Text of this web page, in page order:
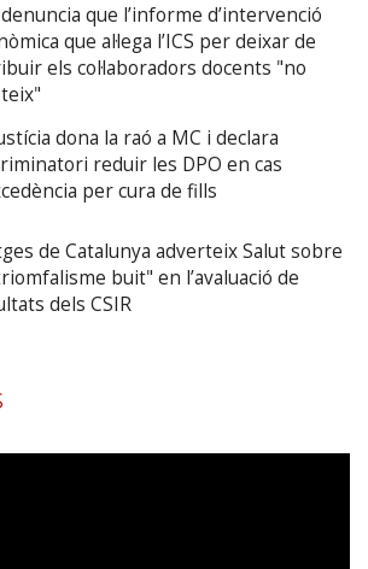
que l’informe d’intervenció
que al·lega l’ICS per deixar de
els col·laboradors docents "no
dona la raó a MC i declara
reduir les DPO en cas
per cura de fills
de Catalunya adverteix Salut sobre
buit" en l’avaluació de
dels CSIR